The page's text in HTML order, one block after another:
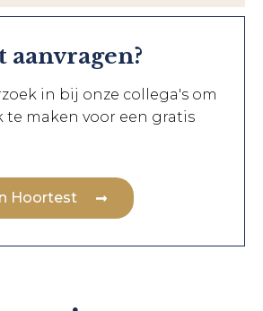
aanvragen?
in bij onze collega's om
te maken voor een gratis
Hoortest